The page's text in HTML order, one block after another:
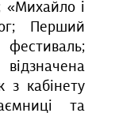
«Михайло і
Перший
з кабінету
та